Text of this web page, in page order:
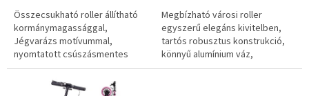
Összecsukható roller állítható
kormánymagassággal,
Jégvarázs motívummal,
nyomtatott csúszásmentes
futófelülettel.
Megbízható városi roller
egyszerű elegáns kivitelben,
tartós robusztus konstrukció,
könnyű alumínium váz,
csúszásmentes gumi